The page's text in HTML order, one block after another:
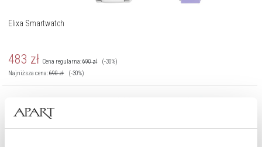
Elixa Smartwatch
483 zł Cena regularna:690zł
(-30%)
Najniższa cena:690zł (-30%)